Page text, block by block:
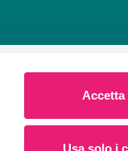
Usa solo i